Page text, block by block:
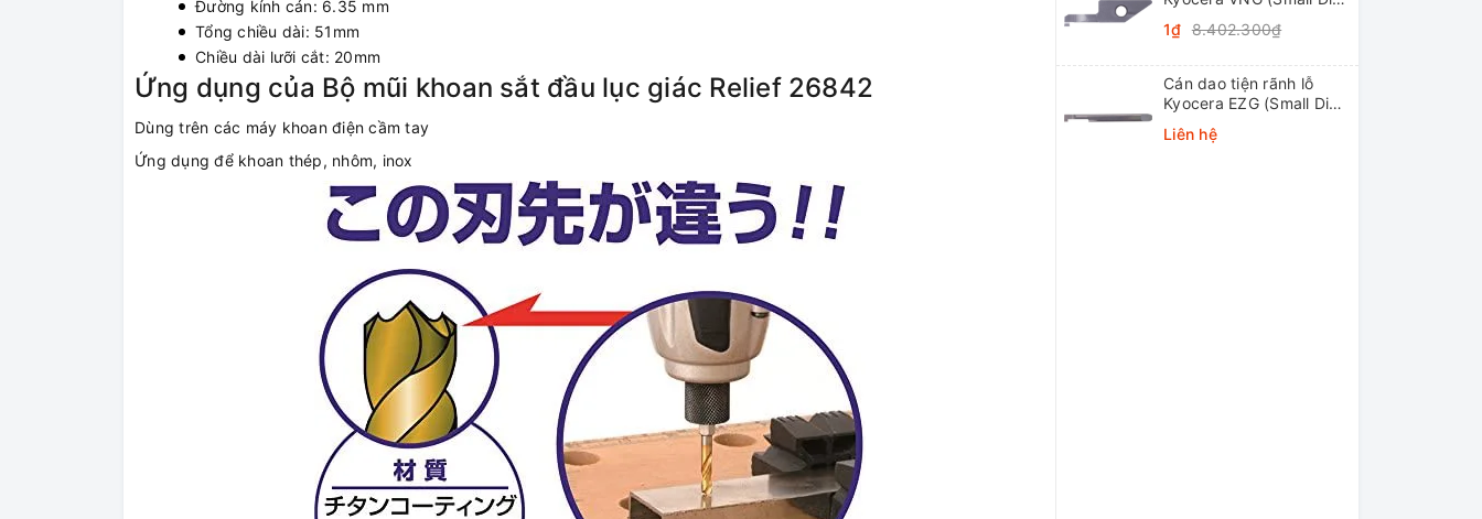
Đường kính cán: 6.35 mm
Tổng chiều dài: 51mm
Chiều dài lưỡi cắt: 20mm
Ứng dụng của Bộ mũi khoan sắt đầu lục giác Relief 26842
Dùng trên các máy khoan điện cầm tay
Ứng dụng để khoan thép, nhôm, inox
System Tip-Bars)
1₫ 8.402.300₫
Cán dao tiện rãnh lỗ
Kyocera EZG (Small Dia.
Bars)
Liên hệ